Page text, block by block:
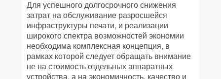
Для успешного долгосрочного снижения
затрат на обслуживание разросшейся
инфраструктуры печати, и реализации
широкого спектра возможностей экономии
необходима комплексная концепция, в
рамках которой следует обращать внимание
не на стоимость отдельных аппаратных
устройства, а на экономичность, качество и